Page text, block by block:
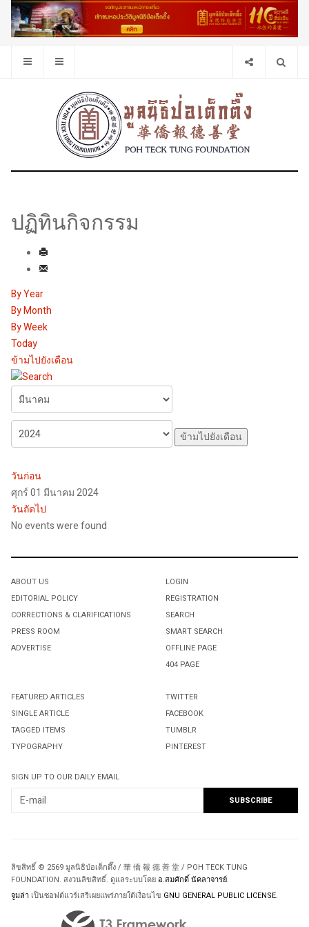
ปฏิทินกิจกรรม
By Year
By Month
By Week
Today
ข้ามไปยังเดือน
ข้ามไปยังเดือน
วันก่อน
ศุกร์ 01 มีนาคม 2024
วันถัดไป
No events were found
ABOUT US
EDITORIAL POLICY
CORRECTIONS & CLARIFICATIONS
PRESS ROOM
ADVERTISE
LOGIN
REGISTRATION
SEARCH
SMART SEARCH
OFFLINE PAGE
404 PAGE
FEATURED ARTICLES
SINGLE ARTICLE
TAGGED ITEMS
TYPOGRAPHY
TWITTER
FACEBOOK
TUMBLR
PINTEREST
SIGN UP TO OUR DAILY EMAIL
ลิขสิทธิ์ © 2569 มูลนิธิป่อเต็กตึ๊ง / 華 僑 報 德 善 堂 / POH TECK TUNG
FOUNDATION. สงวนลิขสิทธิ์. ดูแลระบบโดย อ.สมศักดิ์ นัคลาจารย์.
จูมล่า เป็นซอฟต์แวร์เสรีเผยแพร่ภายใต้เงื่อนไข GNU GENERAL PUBLIC LICENSE.